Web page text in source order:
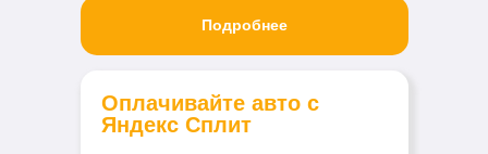
Оплачивайте авто с
Яндекс Сплит
Подробнее